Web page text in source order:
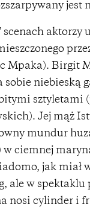
jest
scenach aktorzy
Mpaka). Birgit
sobie niebieską
sztyletami
Jej mąż
mundur
ciemnej
jak miał
ale w spektaklu
nosi cylinder i